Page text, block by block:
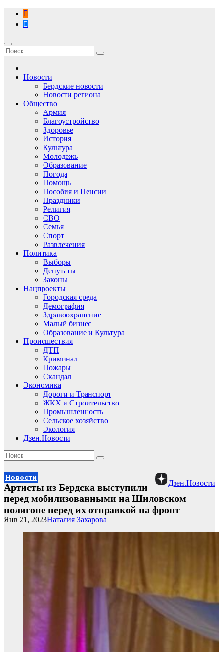
Перейти
содержимому
Новости
Бердские новости
Новости региона
Общество
Армия
Благоустройство
Здоровье
История
Культура
Молодежь
Образование
Погода
Помощь
Пособия и Пенсии
Праздники
Религия
СВО
Семья
Спорт
Развлечения
Политика
Выборы
Депутаты
Законы
Нацпроекты
Городская среда
Демография
Здравоохранение
Малый бизнес
Образование и Культура
Происшествия
ДТП
Криминал
Пожары
Скандал
Экономика
Дороги и Транспорт
ЖКХ и Строительство
Промышленность
Сельское хозяйство
Экология
Дзен.Новости
Дзен.Новости
Новости
Артисты из Бердска выступили
перед мобилизованными на Шиловском
полигоне перед их отправкой на фронт
Наталия Захарова
Янв 21, 2023